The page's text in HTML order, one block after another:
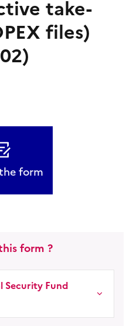
take-
files)
form
form ?
Security Fund